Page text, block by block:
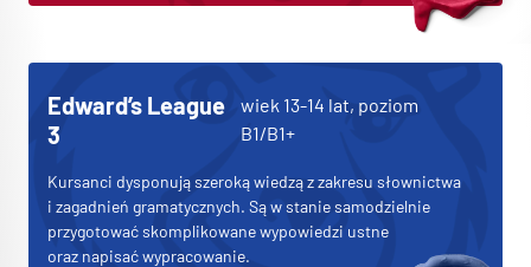
Edward’s League
3
wiek 13-14 lat, poziom
B1/B1+
Kursanci dysponują szeroką wiedzą z zakresu słownictwa
i zagadnień gramatycznych. Są w stanie samodzielnie
przygotować skomplikowane wypowiedzi ustne
oraz napisać wypracowanie.